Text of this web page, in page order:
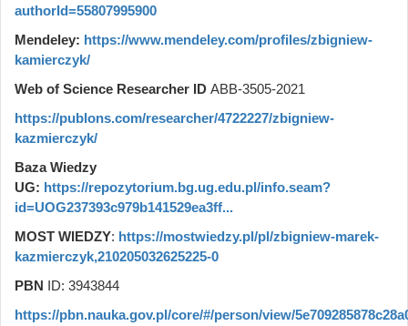
authorId=55807995900
Mendeley: https://www.mendeley.com/profiles/zbigniew-
kamierczyk/
Web of Science Researcher ID ABB-3505-2021
https://publons.com/researcher/4722227/zbigniew-
kazmierczyk/
Baza Wiedzy
UG: https://repozytorium.bg.ug.edu.pl/info.seam?
id=UOG237393c979b141529ea3ff...
MOST WIEDZY: https://mostwiedzy.pl/pl/zbigniew-marek-
kazmierczyk,210205032625225-0
PBN ID: 3943844
https://pbn.nauka.gov.pl/core/#/person/view/